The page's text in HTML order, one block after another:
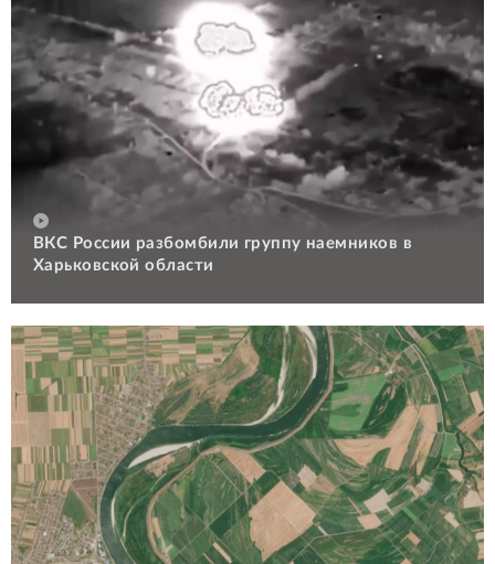
ВКС России разбомбили группу наемников в
Харьковской области